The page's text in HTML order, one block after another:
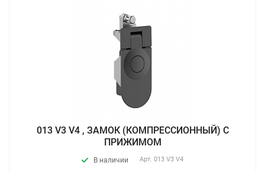
013 V3 V4 , ЗАМОК (КОМПРЕССИОННЫЙ) С
ПРИЖИМОМ
В наличии Арт. 013 V3 V4